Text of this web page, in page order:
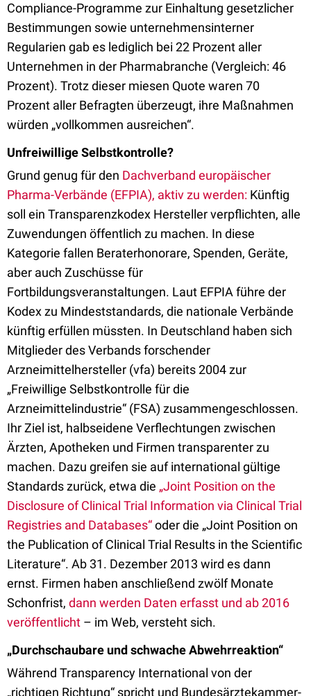
Compliance-Programme zur Einhaltung gesetzlicher
Bestimmungen sowie unternehmensinterner
Regularien gab es lediglich bei 22 Prozent aller
Unternehmen in der Pharmabranche (Vergleich: 46
Prozent). Trotz dieser miesen Quote waren 70
Prozent aller Befragten überzeugt, ihre Maßnahmen
würden „vollkommen ausreichen“.
Unfreiwillige Selbstkontrolle?
Grund genug für den Dachverband europäischer
Pharma-Verbände (EFPIA), aktiv zu werden: Künftig
soll ein Transparenzkodex Hersteller verpflichten, alle
Zuwendungen öffentlich zu machen. In diese
Kategorie fallen Beraterhonorare, Spenden, Geräte,
aber auch Zuschüsse für
Fortbildungsveranstaltungen. Laut EFPIA führe der
Kodex zu Mindeststandards, die nationale Verbände
künftig erfüllen müssten. In Deutschland haben sich
Mitglieder des Verbands forschender
Arzneimittelhersteller (vfa) bereits 2004 zur
„Freiwillige Selbstkontrolle für die
Arzneimittelindustrie“ (FSA) zusammengeschlossen.
Ihr Ziel ist, halbseidene Verflechtungen zwischen
Ärzten, Apotheken und Firmen transparenter zu
machen. Dazu greifen sie auf international gültige
Standards zurück, etwa die „Joint Position on the
Disclosure of Clinical Trial Information via Clinical Trial
Registries and Databases“oder die „Joint Position on
the Publication of Clinical Trial Results in the Scientific
Literature“. Ab 31. Dezember 2013 wird es dann
ernst. Firmen haben anschließend zwölf Monate
Schonfrist, dann werden Daten erfasst und ab 2016
veröffentlicht – im Web, versteht sich.
„Durchschaubare und schwache Abwehrreaktion“
Während Transparency International von der
„richtigen Richtung“ spricht und Bundesärztekammer-